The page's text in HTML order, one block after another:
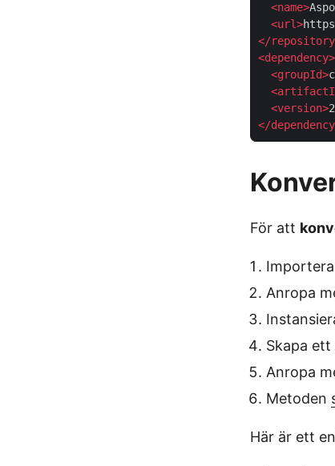
<name>
<url>
</repository
<dependency>
<groupId>
<
<version>
</dependency
För att
Anropa
Skapa
Anropa
Metoden
Här är ett